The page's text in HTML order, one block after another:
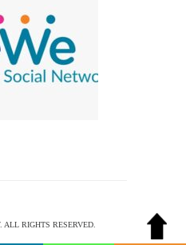
RIGHTS RESERVED.